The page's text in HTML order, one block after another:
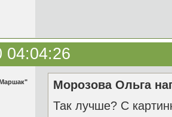
04:04:26
Морозова Ольга
Так лучше? С